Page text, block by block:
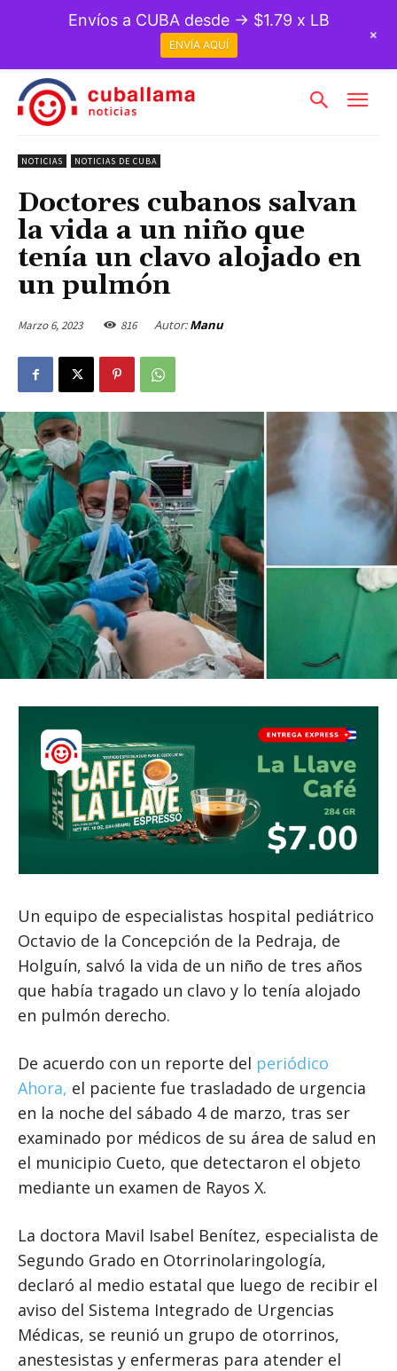
NOTICIAS NOTICIAS DE CUBA
Doctores cubanos salvan
la vida a un niño que
tenía un clavo alojado en
un pulmón
Marzo 6, 2023 816 Autor: Manu
Un equipo de especialistas hospital pediátrico
Octavio de la Concepción de la Pedraja, de
Holguín, salvó la vida de un niño de tres años
que había tragado un clavo y lo tenía alojado
en pulmón derecho.
De acuerdo con un reporte del periódico
Ahora, el paciente fue trasladado de urgencia
en la noche del sábado 4 de marzo, tras ser
examinado por médicos de su área de salud en
el municipio Cueto, que detectaron el objeto
mediante un examen de Rayos X.
La doctora Mavil Isabel Benítez, especialista de
Segundo Grado en Otorrinolaringología,
declaró al medio estatal que luego de recibir el
aviso del Sistema Integrado de Urgencias
Médicas, se reunió un grupo de otorrinos,
anestesistas y enfermeras para atender el
Envíos a CUBA desde → $1.79 x LB
ENVÍA AQUÍ
+